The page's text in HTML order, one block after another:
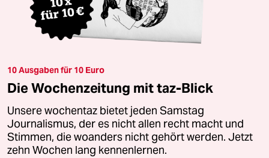
10 Ausgaben für 10 Euro
Die Wochenzeitung mit taz-Blick
Unsere wochentaz bietet jeden Samstag
Journalismus, der es nicht allen recht macht und
Stimmen, die woanders nicht gehört werden. Jetzt
zehn Wochen lang kennenlernen.